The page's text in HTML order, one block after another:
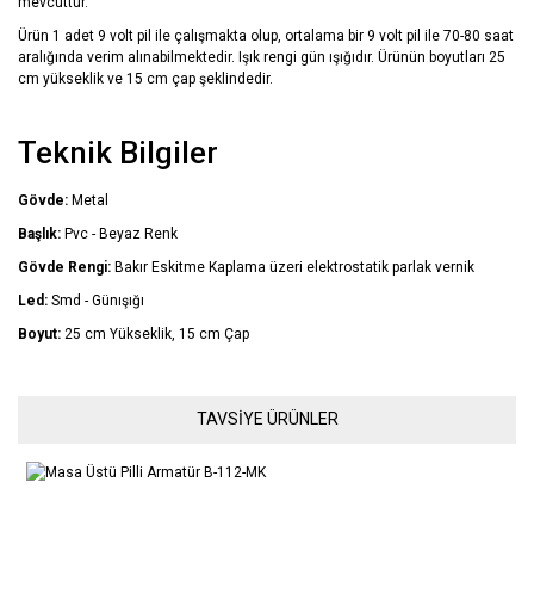
Ürün 1 adet 9 volt pil ile çalışmakta olup, ortalama bir 9 volt pil ile 70-80 saat
aralığında verim alınabilmektedir. Işık rengi gün ışığıdır. Ürünün boyutları 25
cm yükseklik ve 15 cm çap şeklindedir.
Teknik Bilgiler
Gövde: Metal
Başlık: Pvc - Beyaz Renk
Gövde Rengi: Bakır Eskitme Kaplama üzeri elektrostatik parlak vernik
Led: Smd - Günışığı
Boyut: 25 cm Yükseklik, 15 cm Çap
Bu ürünün fiyat bilgisi, resim, ürün açıklamalarında ve diğer
konularda yetersiz gördüğünüz noktaları öneri formunu kullanarak
Görüş ve önerileriniz için teşekkür ederiz.
TAVSİYE ÜRÜNLER